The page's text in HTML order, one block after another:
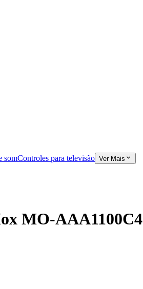
somControles para televisão Ver Mais
MO-AAA1100C4